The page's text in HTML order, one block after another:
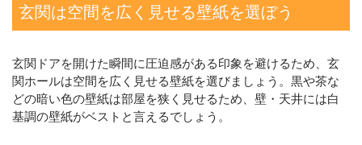
玄関は空間を広く見せる壁紙を選ぼう
玄関ドアを開けた瞬間に圧迫感がある印象を避けるため、玄
関ホールは空間を広く見せる壁紙を選びましょう。黒や茶な
どの暗い色の壁紙は部屋を狭く見せるため、壁・天井には白
基調の壁紙がベストと言えるでしょう。